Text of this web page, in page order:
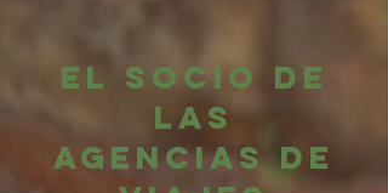
El SOCIO DE
LAS
agencias de